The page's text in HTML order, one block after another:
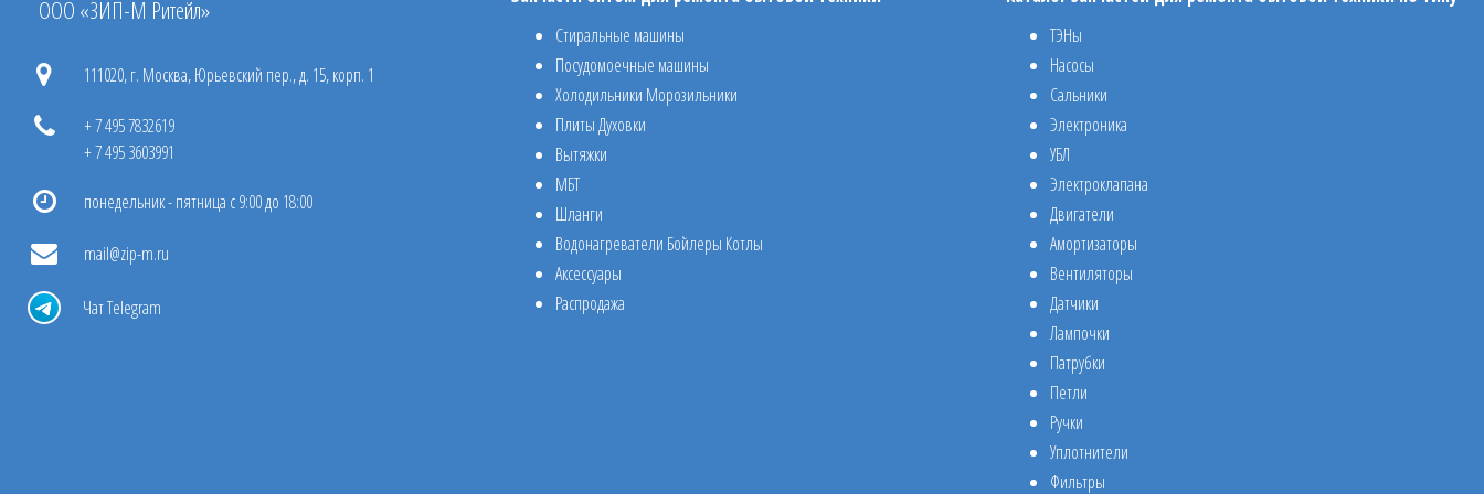
ООО «ЗИП-М Ритейл»
111020, г. Москва, Юрьевский пер., д. 15, корп. 1
+ 7 495 7832619
+ 7 495 3603991
понедельник - пятница с 9:00 до 18:00
mail@zip-m.ru
Чат Telegram
Стиральные машины
Посудомоечные машины
Холодильники Морозильники
Плиты Духовки
Вытяжки
МБТ
Шланги
Водонагреватели Бойлеры Котлы
Аксессуары
Распродажа
ТЭНы
Насосы
Сальники
Электроника
УБЛ
Электроклапана
Двигатели
Амортизаторы
Вентиляторы
Датчики
Лампочки
Патрубки
Петли
Ручки
Уплотнители
Фильтры